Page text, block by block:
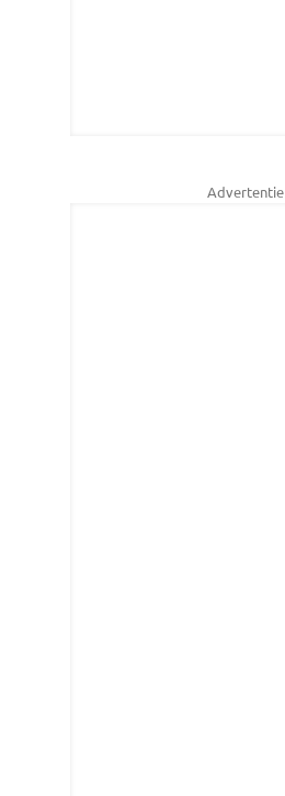
Advertentie